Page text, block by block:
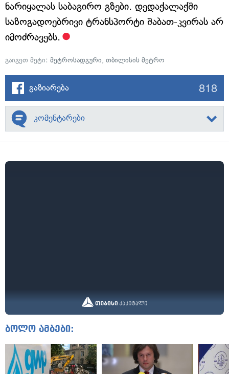
ნარიყალას საბაგირო გზები. დედაქალაქში
საზოგადოებრივი ტრანსპორტი შაბათ-კვირას არ
იმოძრავებს.
გაიგეთ მეტი: მეტროსადგური, თბილისის მეტრო
გაზიარება 818
კომენტარები
ბოლო ამბები: